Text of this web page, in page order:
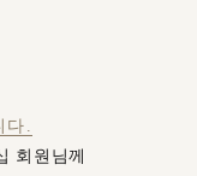
다.
회원님께